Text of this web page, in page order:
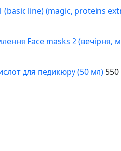
(basic line) (magic, proteins
Face masks 2 (вечірня,
для педикюру (50 мл) 550